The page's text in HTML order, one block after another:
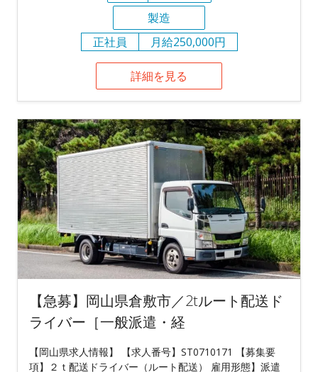
製造
正社員
月給250,000円
詳細を見る
【急募】岡山県倉敷市／2tルート配送ド
ライバー［一般派遣・経
【岡山県求人情報】 【求人番号】ST0710171 【募集要
項】２ｔ配送ドライバー（ルート配送） 雇用形態】派遣